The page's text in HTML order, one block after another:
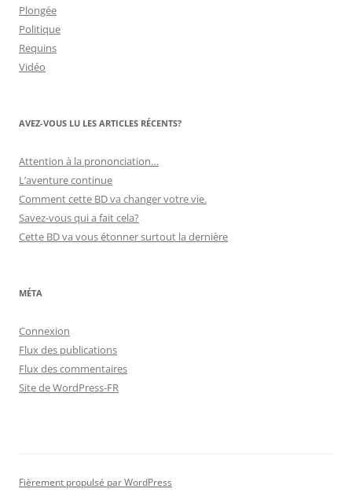
Plongée
Politique
Requins
Vidéo
AVEZ-VOUS LU LES ARTICLES RÉCENTS?
Attention à la prononciation…
L’aventure continue
Comment cette BD va changer votre vie.
Savez-vous qui a fait cela?
Cette BD va vous étonner surtout la dernière
MÉTA
Connexion
Flux des publications
Flux des commentaires
Site de WordPress-FR
Fièrement propulsé par WordPress